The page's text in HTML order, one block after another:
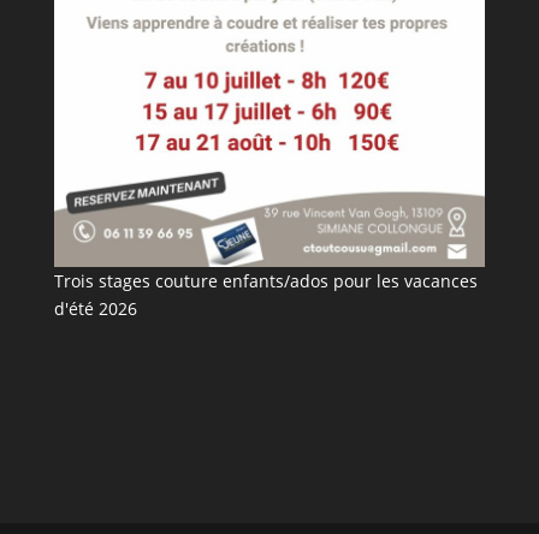
Trois stages couture enfants/ados pour les vacances
d'été 2026